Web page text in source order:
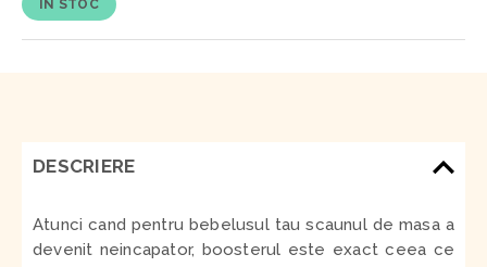
ÎN STOC
DESCRIERE
Atunci cand pentru bebelusul tau scaunul de masa a
devenit neincapator, boosterul este exact ceea ce